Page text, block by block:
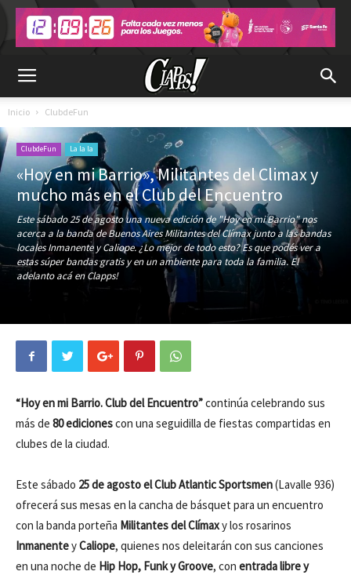
Inicio ClubdeFun
ClubdeFun La la la
«Hoy en mi Barrio», Militantes del Climax y
mucho más en el Club del Encuentro
Este sábado 25 de agosto una nueva edición de "Hoy en mi Barrio" nos
acerca a la banda de Buenos Aires Militantes del Clímax junto a las bandas
locales Inmanente y Caliope. ¿Lo mejor de todo esto? Es que podés ver a
estas súper bandas gratis y en un ambiente para toda la familia. El
adelanto acá en Clapps!
“Hoy en mi Barrio. Club del Encuentro”continúa celebrando sus
más de 80 edicionescon una seguidilla de fiestas compartidas en
clubes de la ciudad.
Este sábado 25 de agosto el Club Atlantic Sportsmen(Lavalle 936)
ofrecerá sus mesas en la cancha de básquet para un encuentro
con la banda porteña Militantes del Clímaxy los rosarinos
InmanenteyCaliope, quienes nos deleitarán con sus canciones
en una noche de Hip Hop, Funk y Groove, con entrada libre y